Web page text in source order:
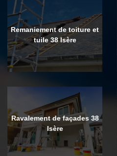
Remaniement de toiture et
tuile 38 Isère
Ravalement de façades 38
Isère